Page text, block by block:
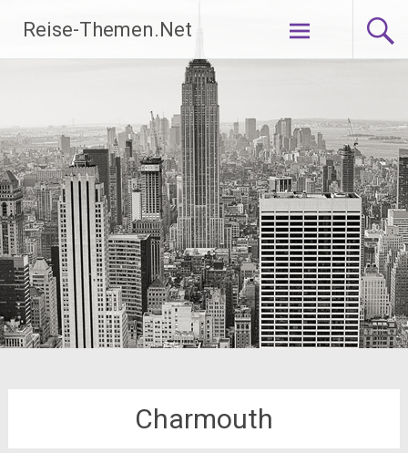
Inhalt
springen
Reise-Themen.Net
Charmouth